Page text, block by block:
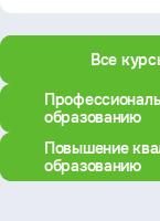
Все
образованию
Повышение
образованию